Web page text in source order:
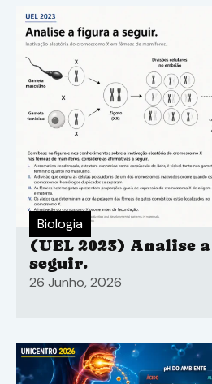
Biologia
(UEL 2023) Analise
seguir.
26 Junho, 2026